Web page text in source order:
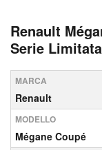
Renault
Serie
MARCA
Renault
MODELLO
Mégane Coupé